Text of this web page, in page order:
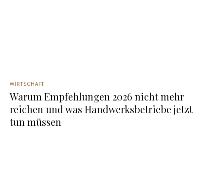
WIRTSCHAFT
Warum Empfehlungen 2026 nicht mehr
reichen und was Handwerksbetriebe jetzt
tun müssen